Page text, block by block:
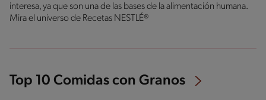
interesa, ya que son una de las bases de la alimentación humana.
Mira el universo de Recetas NESTLÉ®
Top 10 Comidas con Granos